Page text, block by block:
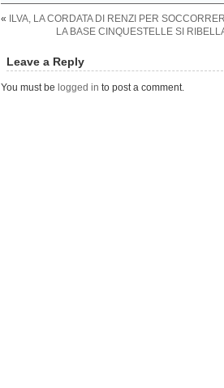
«
ILVA, LA CORDATA DI RENZI PER
LA BASE CINQUESTELLE SI
Leave a Reply
You must be logged in to post a comment.